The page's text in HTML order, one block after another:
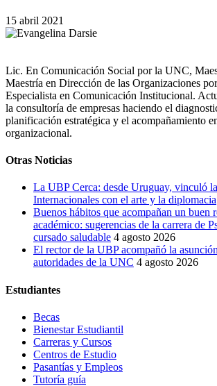
15 abril 2021
Lic. En Comunicación Social por la UNC,
Maestría en Dirección de las Organizaciones
Especialista en Comunicación Institucional.
la consultoría de empresas haciendo el
planificación estratégica y el acompañamiento
organizacional.
Otras Noticias
La UBP Cerca: desde Uruguay, vinculó
Internacionales con el arte y la diplomacia
Buenos hábitos que acompañan un buen
académico: sugerencias de la carrera de
cursado saludable 4 agosto 2026
El rector de la UBP acompañó la
autoridades de la UNC 4 agosto 2026
Estudiantes
Becas
Bienestar Estudiantil
Carreras y Cursos
Centros de Estudio
Pasantías y Empleos
Tutoría guía